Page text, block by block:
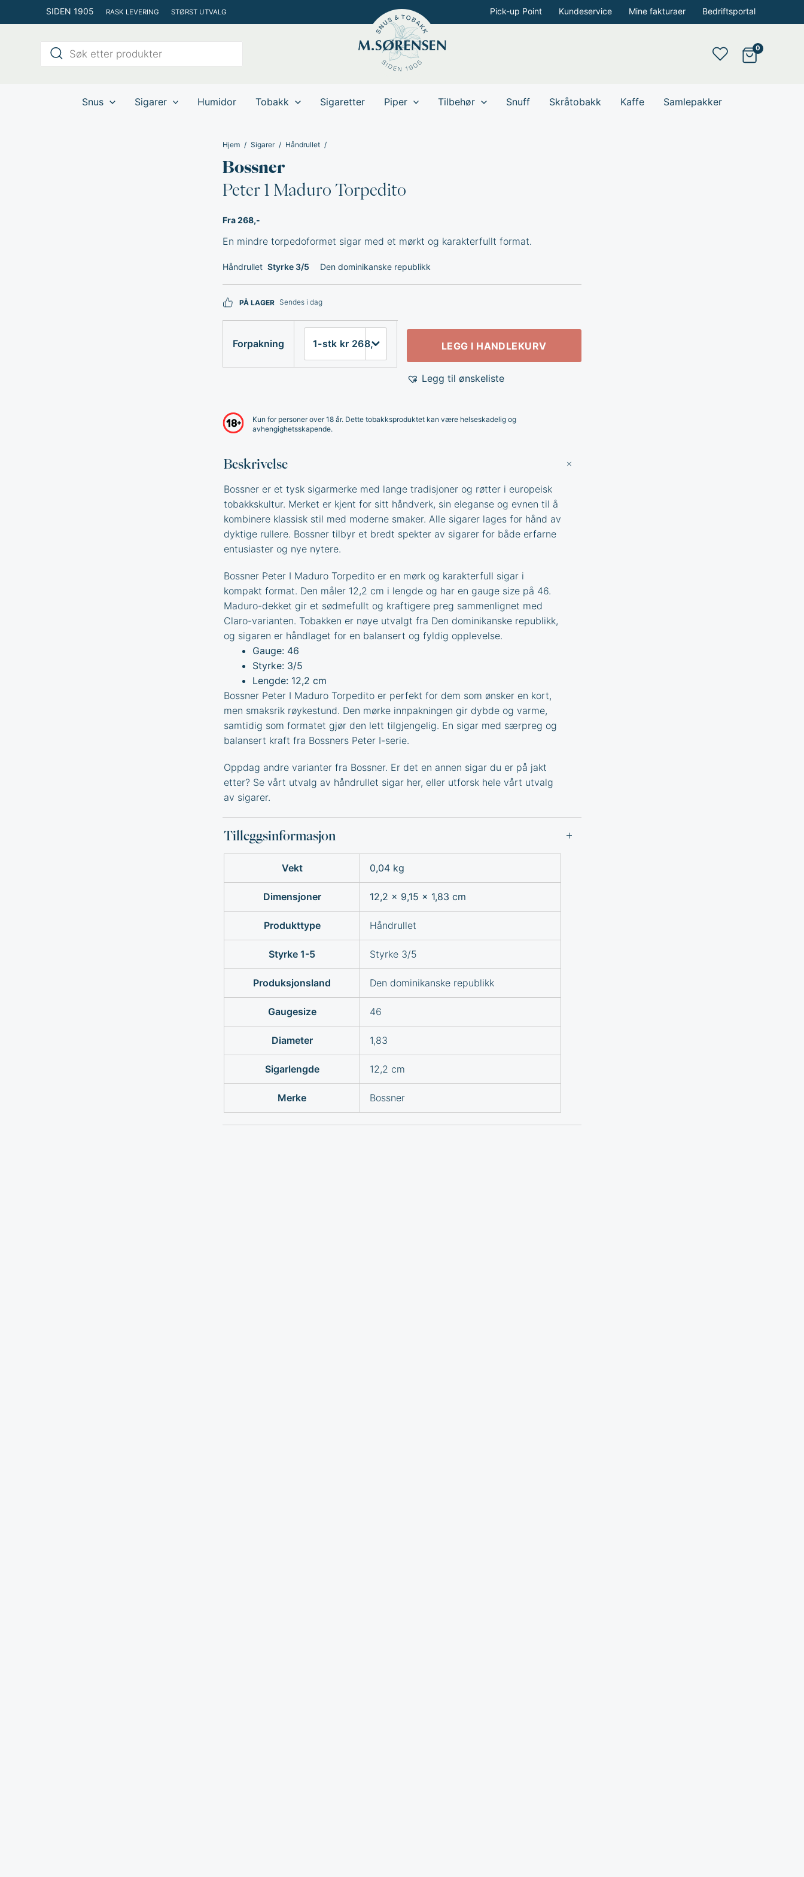
rett
SIDEN 1905 RASK LEVERING STØRST UTVALG Pick-up Point Kundeservice Mine fakturaer Bedriftsportal
Products
search
Snus Sigarer Humidor Tobakk Sigaretter Piper Tilbehør Snuff Skråtobakk Kaffe Samlepakker
Hjem Sigarer Håndrullet
Bossner
Peter 1 Maduro Torpedito
Fra 268,-
En mindre torpedoformet sigar med et mørkt og karakterfullt format.
Håndrullet Styrke 3/5 Den dominikanske republikk
PÅ LAGER Sendes i dag
Forpakning LEGG I HANDLEKURV
Legg til ønskeliste
Kun for personer over 18 år. Dette tobakksproduktet kan være helseskadelig og
avhengighetsskapende.
Beskrivelse
Bossner er et tysk sigarmerke med lange tradisjoner og røtter i europeisk
tobakkskultur. Merket er kjent for sitt håndverk, sin eleganse og evnen til å
kombinere klassisk stil med moderne smaker. Alle sigarer lages for hånd av
dyktige rullere. Bossner tilbyr et bredt spekter av sigarer for både erfarne
entusiaster og nye nytere.
Bossner Peter I Maduro Torpedito er en mørk og karakterfull sigar i
kompakt format. Den måler 12,2 cm i lengde og har en gauge size på 46.
Maduro-dekket gir et sødmefullt og kraftigere preg sammenlignet med
Claro-varianten. Tobakken er nøye utvalgt fra Den dominikanske republikk,
og sigaren er håndlaget for en balansert og fyldig opplevelse.
Gauge: 46
Styrke: 3/5
Lengde: 12,2 cm
Bossner Peter I Maduro Torpedito er perfekt for dem som ønsker en kort,
men smaksrik røykestund. Den mørke innpakningen gir dybde og varme,
samtidig som formatet gjør den lett tilgjengelig. En sigar med særpreg og
balansert kraft fra Bossners Peter I-serie.
Oppdag andre varianter fra Bossner. Er det en annen sigar du er på jakt
etter? Se vårt utvalg av håndrullet sigar her, eller utforsk hele vårt utvalg
av sigarer.
Tilleggsinformasjon
Vekt 0,04 kg
Dimensjoner 12,2 × 9,15 × 1,83 cm
Produkttype Håndrullet
Styrke 1-5 Styrke 3/5
Produksjonsland Den dominikanske republikk
Gaugesize 46
Diameter 1,83
Sigarlengde 12,2 cm
Merke Bossner